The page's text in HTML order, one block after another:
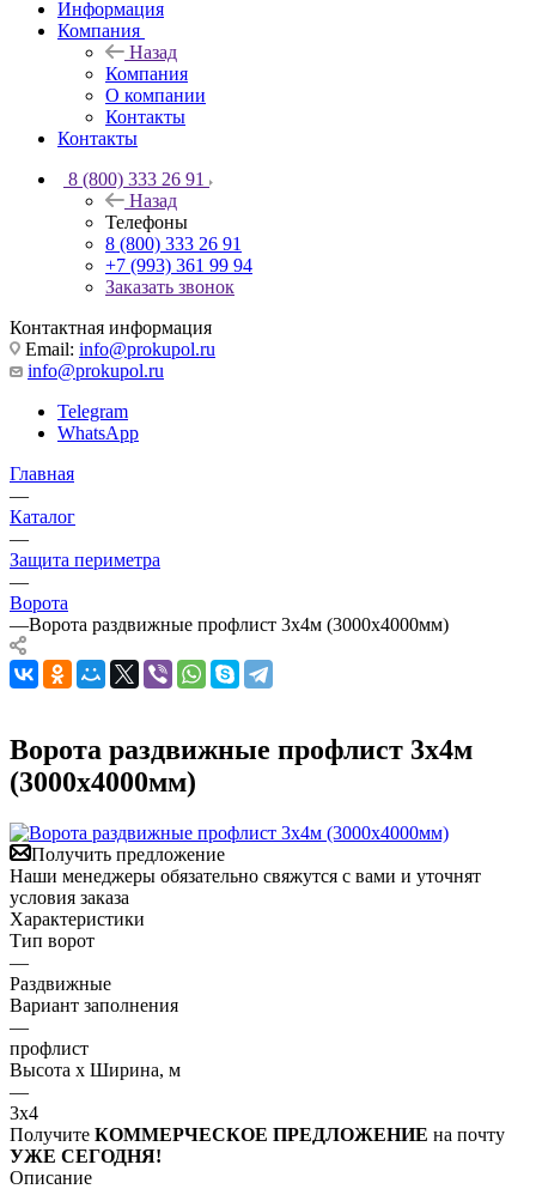
Информация
Компания
Назад
Компания
О компании
Контакты
Контакты
8 (800) 333 26 91
Назад
Телефоны
8 (800) 333 26 91
+7 (993) 361 99 94
Заказать звонок
Контактная информация
Email: info@prokupol.ru
info@prokupol.ru
Telegram
WhatsApp
Главная
—
Каталог
—
Защита периметра
—
Ворота
—Ворота раздвижные профлист 3х4м (3000х4000мм)
Ворота раздвижные профлист 3х4м
(3000х4000мм)
Получить предложение
Наши менеджеры обязательно свяжутся с вами и уточнят
условия заказа
Характеристики
Тип ворот
—
Раздвижные
Вариант заполнения
—
профлист
Высота х Ширина, м
—
3х4
Получите КОММЕРЧЕСКОЕ ПРЕДЛОЖЕНИЕ на почту
УЖЕ СЕГОДНЯ!
Описание